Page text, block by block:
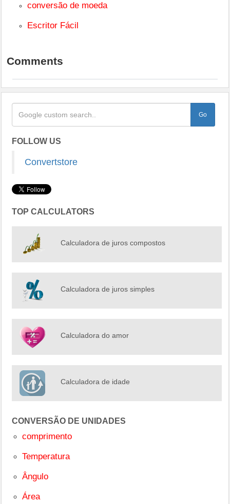
conversão de moeda
Escritor Fácil
Comments
FOLLOW US
Convertstore
TOP CALCULATORS
Calculadora de juros compostos
Calculadora de juros simples
Calculadora do amor
Calculadora de idade
CONVERSÃO DE UNIDADES
comprimento
Temperatura
Ângulo
Área